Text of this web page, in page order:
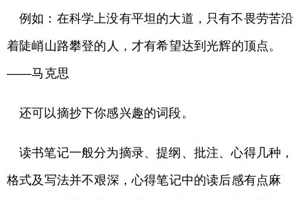
例如：在科学上没有平坦的大道，只有不畏劳苦沿
着陡峭山路攀登的人，才有希望达到光辉的顶点。
——马克思
还可以摘抄下你感兴趣的词段。
读书笔记一般分为摘录、提纲、批注、心得几种，
格式及写法并不艰深，心得笔记中的读后感有点麻